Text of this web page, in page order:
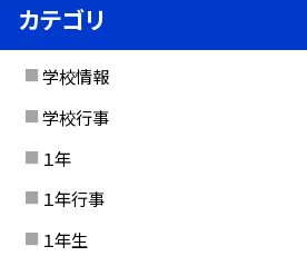
カテゴリ
学校情報
学校行事
１年
１年行事
１年生